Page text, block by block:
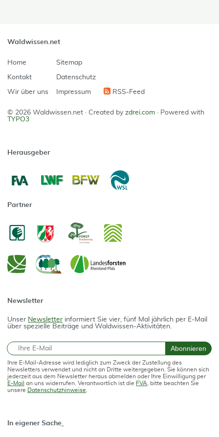
Waldwissen.net
Home
Kontakt
Wir über uns
Sitemap
Datenschutz
Impressum RSS-Feed
© 2026 Waldwissen.net · Created by zdrei.com · Powered with
TYPO3
Herausgeber
Partner
Newsletter
Unser Newsletter informiert Sie vier, fünf Mal jährlich per E-Mail
über spezielle Beiträge und Waldwissen-Aktivitäten.
E-Mail Abonnieren
Ihre E-Mail-Adresse wird lediglich zum Zweck der Zustellung des
Newsletters verwendet und nicht an Dritte weitergegeben. Sie können sich
jederzeit aus dem Newsletter heraus abmelden oder Ihre Einwilligung per
E-Mail an uns widerrufen. Verantwortlich ist die FVA , bitte beachten Sie
unsere Datenschutzhinweise
In eigener Sache